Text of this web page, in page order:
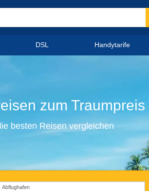
DSL Handytarife
zum Traumpreis
besten Reisen vergleichen
Abflughafen